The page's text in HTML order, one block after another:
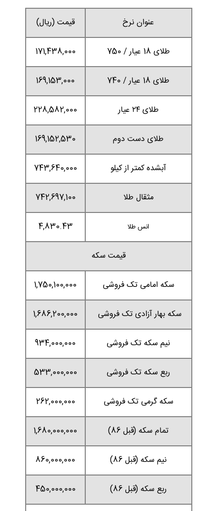
عنوان نرخ قیمت (ریال)
طلای 18 عیار / 750 171,438,000
طلای 18 عیار / 740 169,153,000
طلای ۲۴ عیار 228,582,000
طلای دست دوم 169,152,530
آبشده کمتر از کیلو 743,640,000
مثقال طلا 742,697,100
انس طلا 4,830.43
قیمت سکه
سکه امامی تک فروشی 1,750,100,000
سکه بهار آزادی تک فروشی 1,686,200,000
نیم سکه تک فروشی 934,000,000
ربع سکه تک فروشی 533,000,000
سکه گرمی تک فروشی 262,000,000
تمام سکه (قبل 86) 1,680,000,000
نیم سکه (قبل 86) 860,000,000
ربع سکه (قبل 86) 450,000,000